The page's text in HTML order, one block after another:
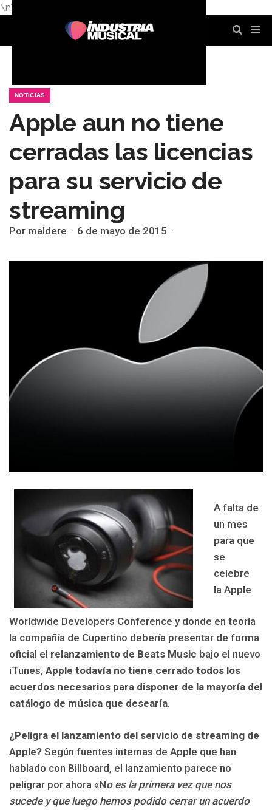
\n\n
NOTICIAS
Apple aun no tiene
cerradas las licencias
para su servicio de
streaming
Por maldere 6 de mayo de 2015
A falta de
un mes
para que
se
celebre
la Apple
Worldwide Developers Conference y donde en teoría
la compañía de Cupertino debería presentar de forma
oficial el relanzamiento de Beats Music bajo el nuevo
iTunes, Apple todavía no tiene cerrado todos los
acuerdos necesarios para disponer de la mayoría del
catálogo de música que desearía.
¿Peligra el lanzamiento del servicio de streaming de
Apple? Según fuentes internas de Apple que han
hablado con Billboard, el lanzamiento parece no
peligrar por ahora «No es la primera vez que nos
sucede y que luego hemos podido cerrar un acuerdo